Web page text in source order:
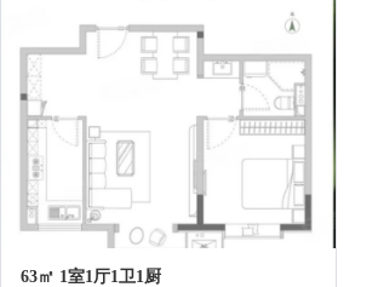
63㎡ 1室1厅1卫1厨